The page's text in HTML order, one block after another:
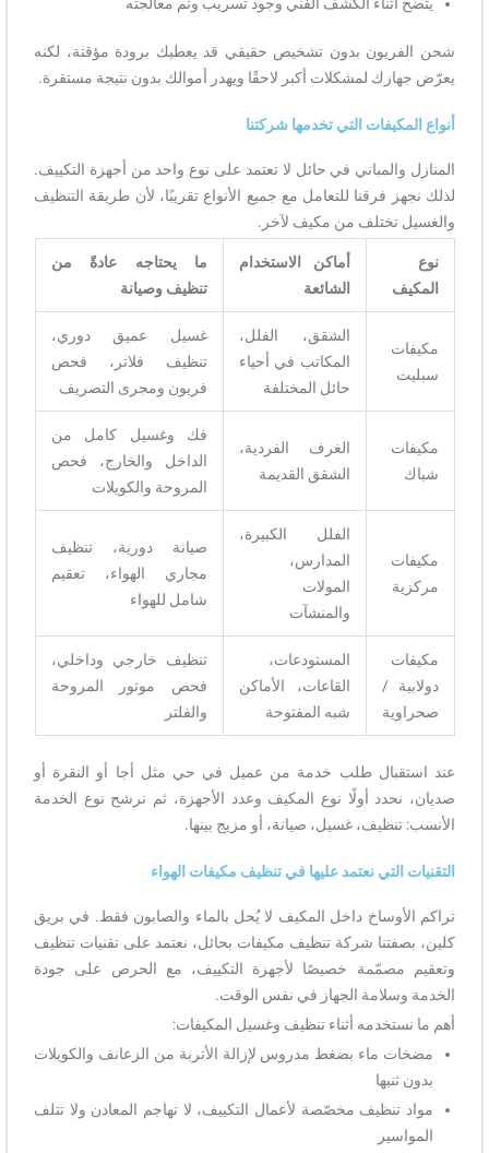
شحن الفريون بدون تشخيص حقيقي قد يعطيك برودة مؤقتة، لكنه
يعرّض جهازك لمشكلات أكبر لاحقًا ويهدر أموالك بدون نتيجة مستقرة.
أنواع المكيفات التي تخدمها شركتنا
المنازل والمباني في حائل لا تعتمد على نوع واحد من أجهزة التكييف.
لذلك نجهز فرقنا للتعامل مع جميع الأنواع تقريبًا، لأن طريقة التنظيف
والغسيل تختلف من مكيف لآخر.
نوع
المكيف
أماكن الاستخدام
الشائعة
ما يحتاجه عادةً من
تنظيف وصيانة
مكيفات
سبليت
الشقق، الفلل،
المكاتب في أحياء
حائل المختلفة
غسيل عميق دوري،
تنظيف فلاتر، فحص
فريون ومجرى التصريف
مكيفات
شباك
الغرف الفردية،
الشقق القديمة
فك وغسيل كامل من
الداخل والخارج، فحص
المروحة والكويلات
مكيفات
مركزية
الفلل الكبيرة،
المدارس،
المولات
والمنشآت
صيانة دورية، تنظيف
مجاري الهواء، تعقيم
شامل للهواء
مكيفات
دولابية /
صحراوية
المستودعات،
القاعات، الأماكن
شبه المفتوحة
تنظيف خارجي وداخلي،
فحص موتور المروحة
والفلتر
عند استقبال طلب خدمة من عميل في حي مثل أجا أو النقرة أو
صديان، نحدد أولًا نوع المكيف وعدد الأجهزة، ثم نرشح نوع الخدمة
الأنسب: تنظيف، غسيل، صيانة، أو مزيج بينها.
التقنيات التي نعتمد عليها في تنظيف مكيفات الهواء
تراكم الأوساخ داخل المكيف لا يُحل بالماء والصابون فقط. في بريق
كلين، بصفتنا شركة تنظيف مكيفات بحائل، نعتمد على تقنيات تنظيف
وتعقيم مصمّمة خصيصًا لأجهزة التكييف، مع الحرص على جودة
الخدمة وسلامة الجهاز في نفس الوقت.
أهم ما نستخدمه أثناء تنظيف وغسيل المكيفات:
مضخات ماء بضغط مدروس لإزالة الأتربة من الزعانف والكويلات
بدون ثنيها
مواد تنظيف مخصّصة لأعمال التكييف، لا تهاجم المعادن ولا تتلف
المواسير